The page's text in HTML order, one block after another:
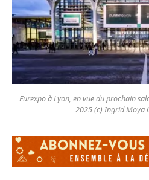
Eurexpo à Lyon, en vue du prochain
2025 (c) Ingrid Moya